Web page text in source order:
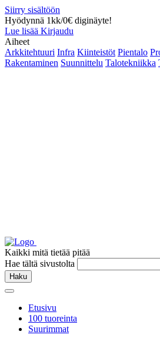
Siirry sisältöön
Hyödynnä 1kk/0€ diginäyte!
Lue lisää Kirjaudu
Aiheet
Arkkitehtuuri Infra Kiinteistöt Pientalo
Rakentaminen Suunnittelu Talotekniikka
Kaikki mitä tietää pitää
Hae tältä sivustolta
Haku
Etusivu
100 tuoreinta
Suurimmat